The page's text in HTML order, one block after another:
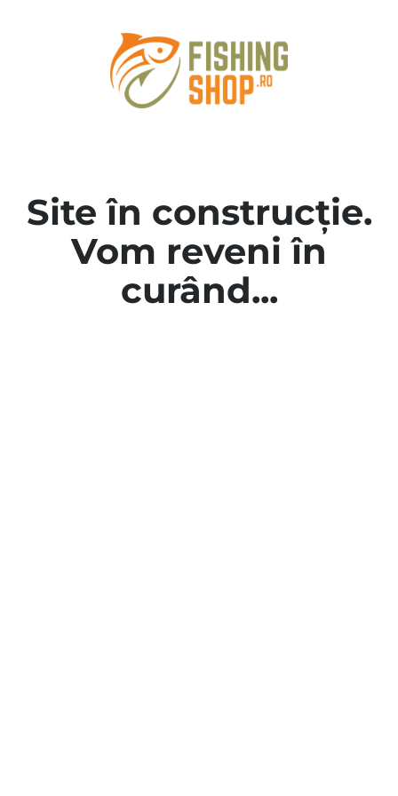
Site în construcție.
Vom reveni în
curând...